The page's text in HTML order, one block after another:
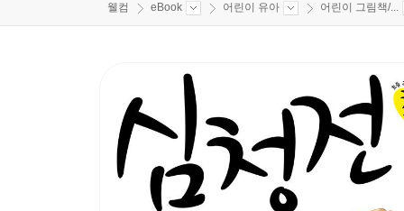
웰컴 eBook 어린이 유아 어린이 그림책/...